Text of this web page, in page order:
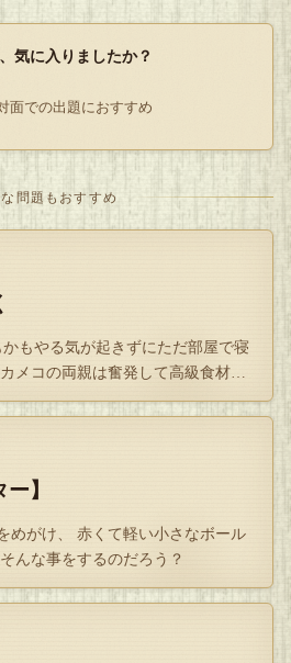
ゃんにしてあげなきゃね・・・」
Q
答を開封する
ップで封を割る
気に入りましたか？
面での出題におすすめ
な問題もおすすめ
もやる気が起きずにただ部屋で寝
メコの両親は奮発して高級食材で
】
めがけ、 赤くて軽い小さなボール
んな事をするのだろう？